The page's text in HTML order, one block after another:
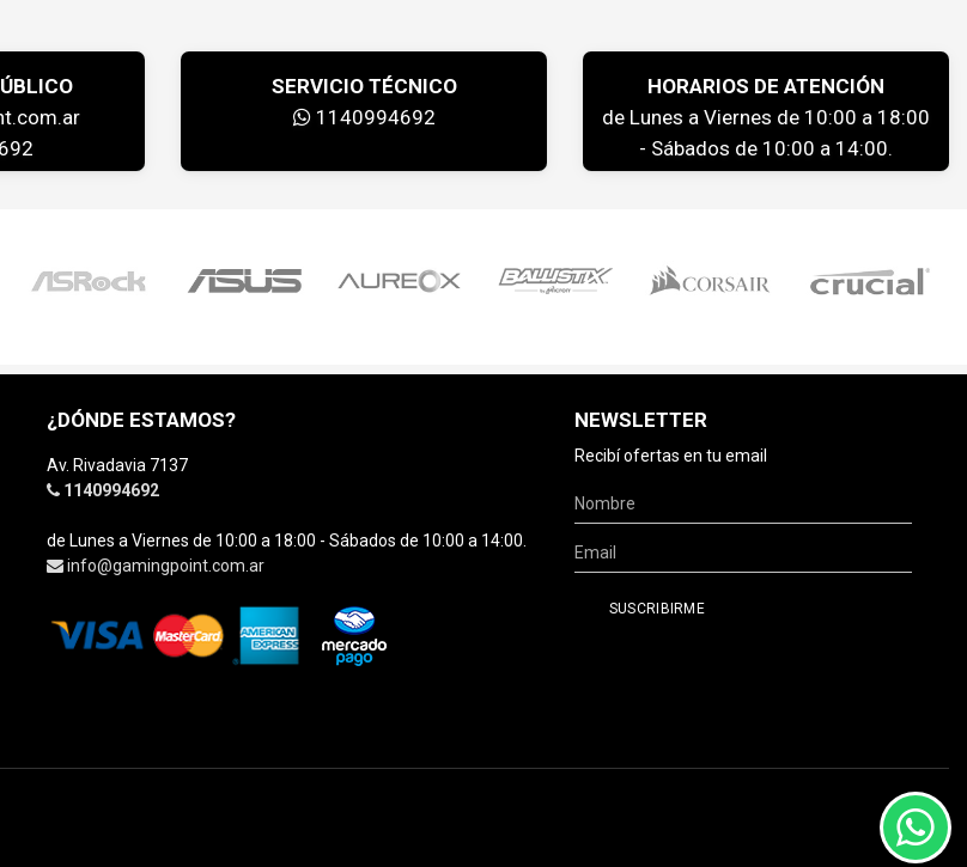
SERVICIO TÉCNICO
1140994692
HORARIOS DE ATENCIÓN
de Lunes a Viernes de 10:00 a 18:00
- Sábados de 10:00 a 14:00.
¿DÓNDE ESTAMOS?
Av. Rivadavia 7137
1140994692
de Lunes a Viernes de 10:00 a 18:00 - Sábados de 10:00 a 14:00.
info@gamingpoint.com.ar
NEWSLETTER
Recibí ofertas en tu email